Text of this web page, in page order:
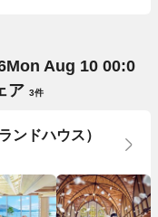
Mon Aug 10 00:0
ア 3件
ンドハウス）